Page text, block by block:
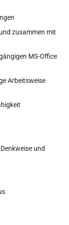
zusammen mit
MS-Office
Arbeitsweise
und